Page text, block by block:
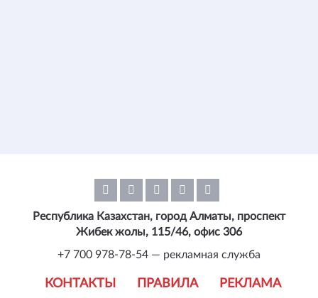
КОНТАКТЫ ПРАВИЛА РЕКЛАМА
Республика Казахстан, город Алматы, проспект
Жибек жолы, 115/46, офис 306
+7 700 978-78-54 — рекламная служба